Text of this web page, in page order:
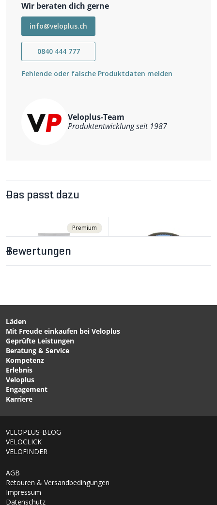
Schützt Kleidung vor Verschmutzungen
Strapazierfähiges Gewebe
Rückseitig beschichtet
Wir beraten dich gerne
info@veloplus.ch
0840 444 777
Fehlende oder falsche Produktdaten melden
Veloplus-Team
Produktentwicklung seit 1987
Das passt dazu
Premium
CHF 10.90
SOLOPOL (KRESTOPOL)
Handreinigung / 250ML
von KRESTO
CHF 149.00
Bewertungen
Läden
Mit Freude einkaufen bei Veloplus
Geprüfte Leistungen
Beratung & Service
Kompetenz
Erlebnis
Veloplus
Engagement
Karriere
VELOPLUS-BLOG
VELOCLICK
VELOFINDER
AGB
Retouren & Versandbedingungen
Impressum
Datenschutz